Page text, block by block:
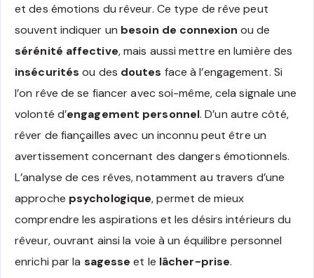
et des émotions du rêveur. Ce type de rêve peut
souvent indiquer un besoin de connexion ou de
sérénité affective, mais aussi mettre en lumière des
insécurités ou des doutes face à l’engagement. Si
l’on rêve de se fiancer avec soi-même, cela signale une
volonté d’engagement personnel. D’un autre côté,
rêver de fiançailles avec un inconnu peut être un
avertissement concernant des dangers émotionnels.
L’analyse de ces rêves, notamment au travers d’une
approche psychologique, permet de mieux
comprendre les aspirations et les désirs intérieurs du
rêveur, ouvrant ainsi la voie à un équilibre personnel
enrichi par la sagesse et le lâcher-prise.